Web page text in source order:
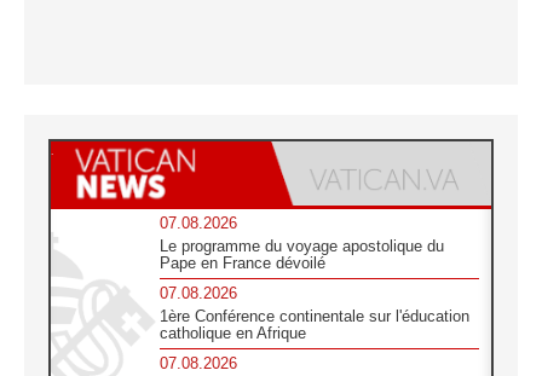
07.08.2026
Le programme du voyage apostolique du
Pape en France dévoilé
07.08.2026
1ère Conférence continentale sur l'éducation
catholique en Afrique
07.08.2026